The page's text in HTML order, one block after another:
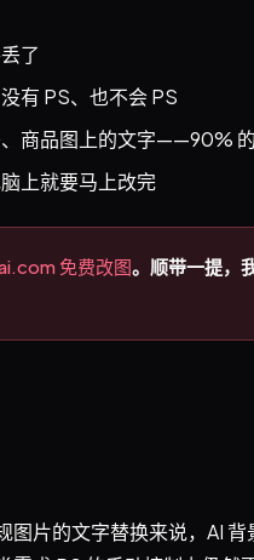
了
有 PS、也不会 PS
商品图上的文字——90%
上就要马上改完
免费改图。顺带一提，
图片的文字替换来说，AI